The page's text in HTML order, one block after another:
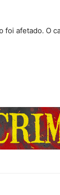
foi afetado. O